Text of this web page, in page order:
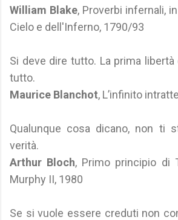
William Blake, Proverbi infernali,
Cielo e dell'Inferno, 1790/93
Si deve dire tutto. La prima
tutto.
Maurice Blanchot, L’infinito
Qualunque cosa dicano, non ti
verità.
Arthur Bloch, Primo principio di
Murphy II, 1980
Se si vuole essere creduti non